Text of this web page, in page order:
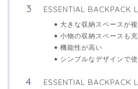
ESSENTIAL BACKPACK
大きな収納スペースが
小物の収納スペースも
機能性が高い
シンプルなデザインで
ESSENTIAL BACKPACK